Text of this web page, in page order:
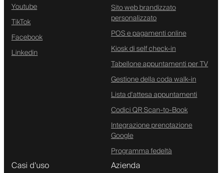
Youtube
TikTok
Facebook
Linkedin
Sito web brandizzato
personalizzato
POS e pagamenti online
Kiosk di self check-in
Tabellone appuntamenti per TV
Gestione della coda walk-in
Lista d'attesa appuntamenti
Codici QR Scan-to-Book
Integrazione prenotazione
Google
Programma fedeltà
Casi d'uso Azienda